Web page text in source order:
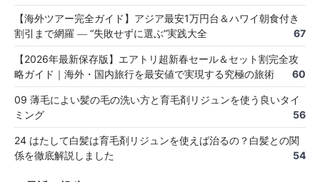
【海外ツアー完全ガイド】アジア最安1万円台＆ハワイ朝食付き
割引まで網羅 ― “失敗せずに選ぶ”実践大全
67
【2026年最新保存版】エアトリ超新春セール＆セット割完全攻
略ガイド｜海外・国内旅行を最安値で実現する究極の旅術
60
09 薄毛によい髪の毛の洗い方と育毛剤リジュンを使う良いタイ
ミング
56
24 はたして白髪は育毛剤リジュンを使えば治るの？白髪との関
係を徹底解説しました
54